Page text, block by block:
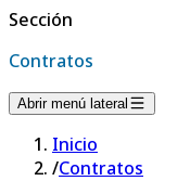
Sección
Contratos
Abrir menú lateral
Inicio
/Contratos